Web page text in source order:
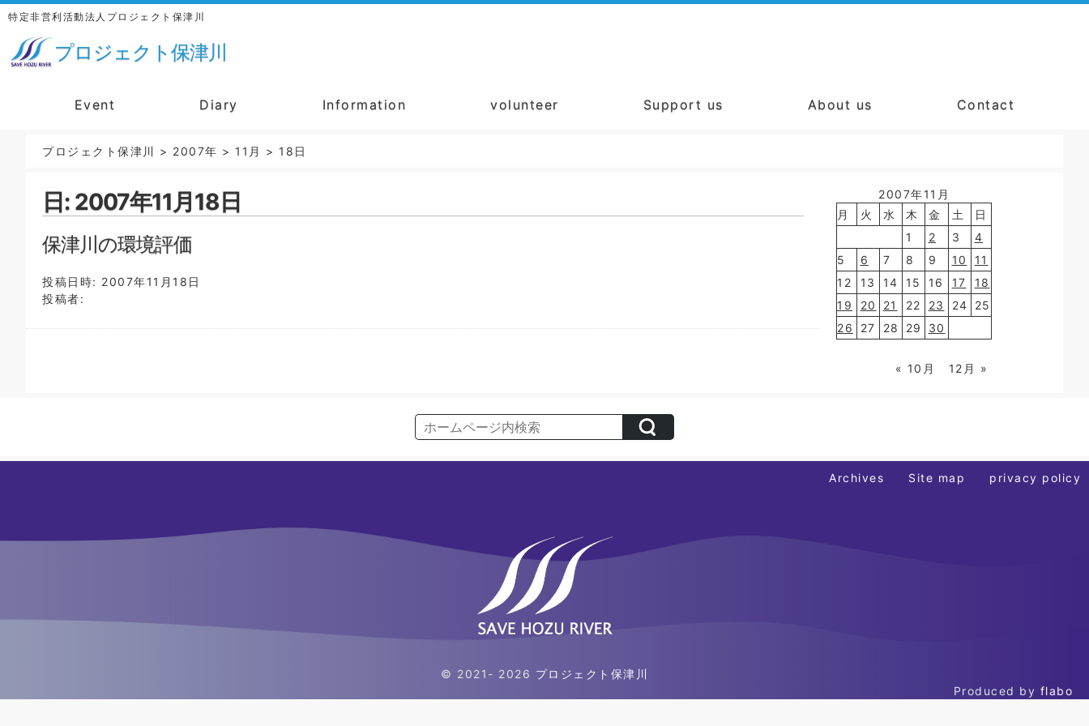
特定非営利活動法人プロジェクト保津川
プロジェクト保津川
Event Diary Information volunteer Support us About us Contact
プロジェクト保津川 > 2007年 > 11月 > 18日
日: 2007年11月18日
保津川の環境評価
投稿日時: 2007年11月18日
投稿者:
2007年11月
月
火 水 木 金 土
日
1
2 3
4
5
6 7 8 9 10
11
12
13 14 15 16 17
18
19
20 21 22 23 24
25
26
27 28 29 30
« 10月 12月 »
Archives Site map privacy policy
© 2021- 2026 プロジェクト保津川
Produced by flabo